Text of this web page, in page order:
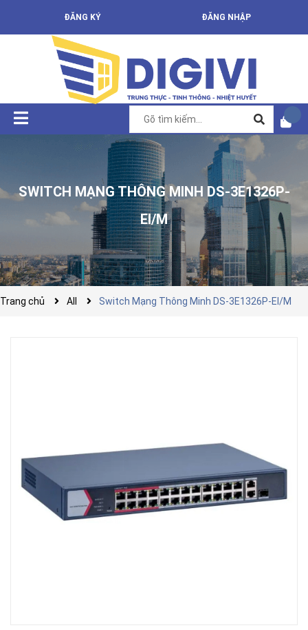
ĐĂNG KÝ ĐĂNG NHẬP
SWITCH MẠNG THÔNG MINH DS-3E1326P-
EI/M
Trang chủ All Switch Mạng Thông Minh DS-3E1326P-EI/M